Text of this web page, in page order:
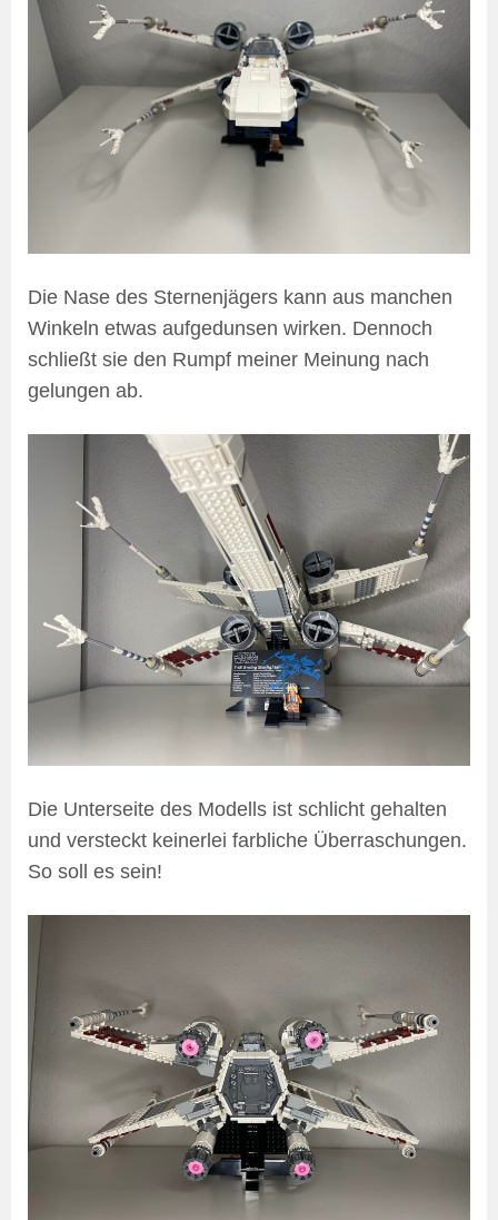
Die Nase des Sternenjägers kann aus manchen
Winkeln etwas aufgedunsen wirken. Dennoch
schließt sie den Rumpf meiner Meinung nach
gelungen ab.
Die Unterseite des Modells ist schlicht gehalten
und versteckt keinerlei farbliche Überraschungen.
So soll es sein!